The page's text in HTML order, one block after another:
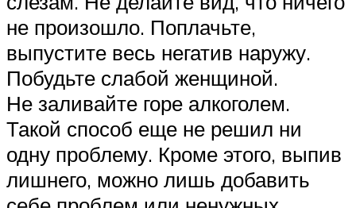
не произошло. Поплачьте,
выпустите весь негатив наружу.
Побудьте слабой женщиной.
Не заливайте горе алкоголем.
Такой способ еще не решил ни
одну проблему. Кроме этого, выпив
лишнего, можно лишь добавить